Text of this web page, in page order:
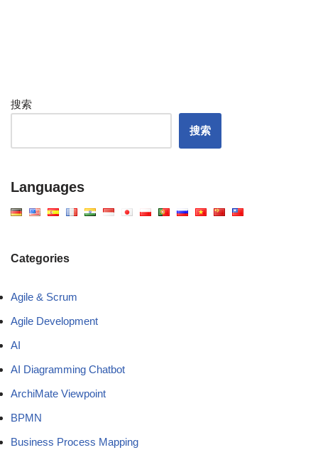
搜索
搜索
Languages
Categories
Agile & Scrum
Agile Development
AI
AI Diagramming Chatbot
ArchiMate Viewpoint
BPMN
Business Process Mapping